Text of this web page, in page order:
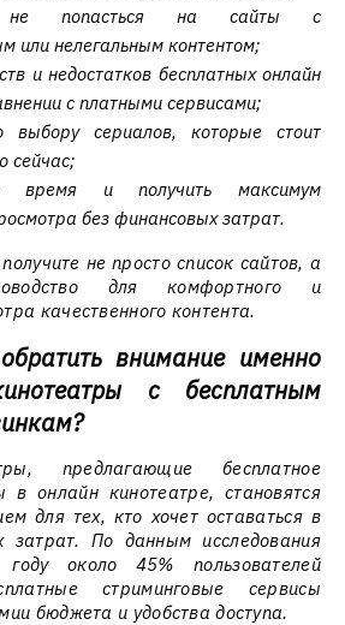
попасться на сайты с
или нелегальным контентом;
и недостатков бесплатных онлайн
с платными сервисами;
выбору сериалов, которые стоит
сейчас;
время и получить максимум
без финансовых затрат.
не просто список сайтов, а
для комфортного и
качественного контента.
внимание именно
с бесплатным
предлагающие бесплатное
в онлайн кинотеатре, становятся
для тех, кто хочет оставаться в
затрат. По данным исследования
около 45% пользователей
стриминговые сервисы
бюджета и удобства доступа.